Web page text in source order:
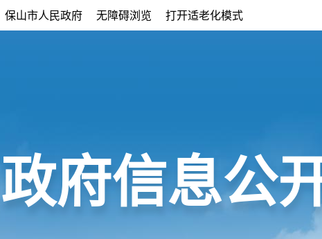
保山市人民政府 无障碍浏览 打开适老化模式
政府信息公